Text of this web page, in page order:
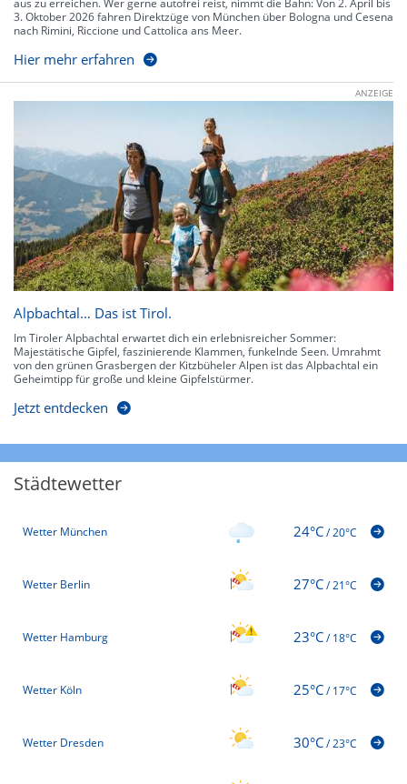
aus zu erreichen. Wer gerne autofrei reist, nimmt die Bahn: Von 2. April bis
3. Oktober 2026 fahren Direktzüge von München über Bologna und Cesena
nach Rimini, Riccione und Cattolica ans Meer.
Hier mehr erfahren
ANZEIGE
Alpbachtal… Das ist Tirol.
Im Tiroler Alpbachtal erwartet dich ein erlebnisreicher Sommer:
Majestätische Gipfel, faszinierende Klammen, funkelnde Seen. Umrahmt
von den grünen Grasbergen der Kitzbüheler Alpen ist das Alpbachtal ein
Geheimtipp für große und kleine Gipfelstürmer.
Jetzt entdecken
Städtewetter
Wetter München 24°C/20°C
Wetter Berlin 27°C/21°C
Wetter Hamburg 23°C/18°C
Wetter Köln 25°C/17°C
Wetter Dresden 30°C/23°C